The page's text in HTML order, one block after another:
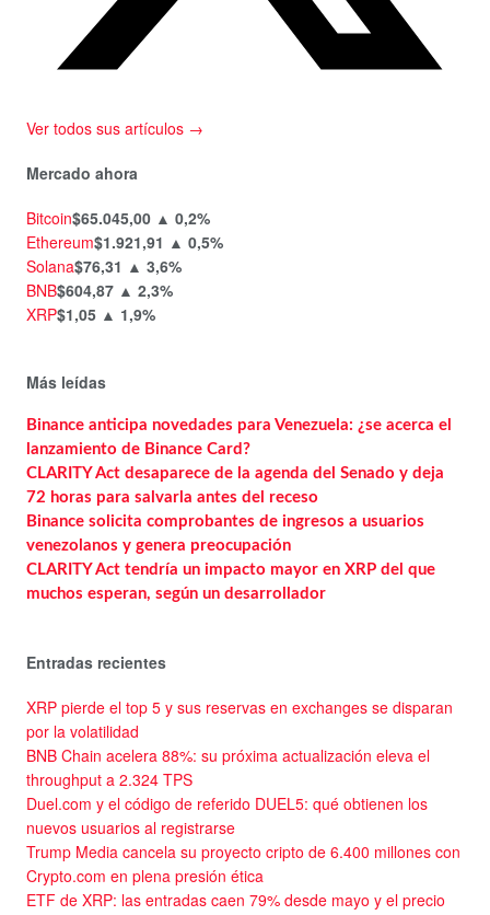
Ver todos sus artículos →
Mercado ahora
Bitcoin$65.045,00 ▲ 0,2%
Ethereum$1.921,91 ▲ 0,5%
Solana$76,31 ▲ 3,6%
BNB$604,87 ▲ 2,3%
XRP$1,05 ▲ 1,9%
Más leídas
Binance anticipa novedades para Venezuela: ¿se acerca el
lanzamiento de Binance Card?
CLARITY Act desaparece de la agenda del Senado y deja
72 horas para salvarla antes del receso
Binance solicita comprobantes de ingresos a usuarios
venezolanos y genera preocupación
CLARITY Act tendría un impacto mayor en XRP del que
muchos esperan, según un desarrollador
Entradas recientes
XRP pierde el top 5 y sus reservas en exchanges se disparan
por la volatilidad
BNB Chain acelera 88%: su próxima actualización eleva el
throughput a 2.324 TPS
Duel.com y el código de referido DUEL5: qué obtienen los
nuevos usuarios al registrarse
Trump Media cancela su proyecto cripto de 6.400 millones con
Crypto.com en plena presión ética
ETF de XRP: las entradas caen 79% desde mayo y el precio